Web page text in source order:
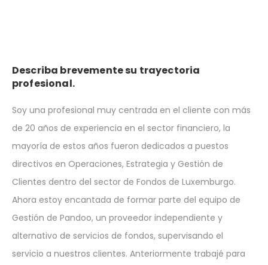
Describa brevemente su trayectoria
profesional.
Soy una profesional muy centrada en el cliente con más
de 20 años de experiencia en el sector financiero, la
mayoría de estos años fueron dedicados a puestos
directivos en Operaciones, Estrategia y Gestión de
Clientes dentro del sector de Fondos de Luxemburgo.
Ahora estoy encantada de formar parte del equipo de
Gestión de Pandoo, un proveedor independiente y
alternativo de servicios de fondos, supervisando el
servicio a nuestros clientes. Anteriormente trabajé para